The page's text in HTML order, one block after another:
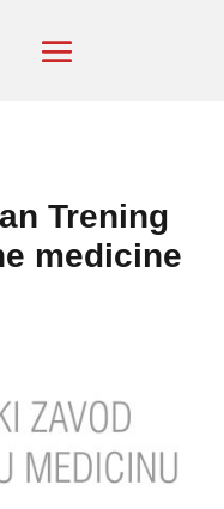
Trening
medicine